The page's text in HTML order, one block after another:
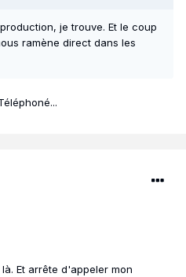
je trouve. Et le coup
ramène direct dans les
Et arrête d'appeler mon